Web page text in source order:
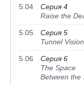
5.04
Серия 4
Raise the
5.05
Серия 5
Tunnel Vision
5.06
Серия 6
The Space
Between the